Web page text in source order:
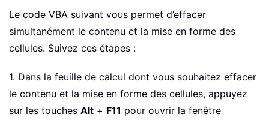
Le code VBA suivant vous permet d’effacer
simultanément le contenu et la mise en forme des
cellules. Suivez ces étapes :
1. Dans la feuille de calcul dont vous souhaitez effacer
le contenu et la mise en forme des cellules, appuyez
sur les touches Alt + F11 pour ouvrir la fenêtre